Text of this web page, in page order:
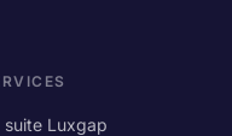
suite Luxgap